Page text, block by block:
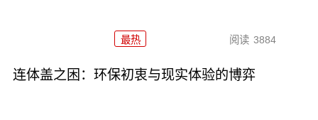
最热 阅读 3884
连体盖之困：环保初衷与现实体验的博弈